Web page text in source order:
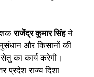
राजेंद्र कुमार सिंहने
और किसानों की
का कार्य करेगी।
प्रदेश राज्य दिशा